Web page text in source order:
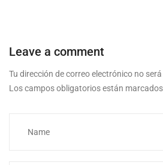
Leave a comment
Tu dirección de correo electrónico no
Los campos obligatorios están